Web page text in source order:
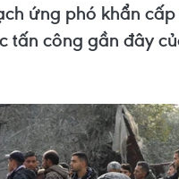
ứng phó khẩn
tấn công gần đây